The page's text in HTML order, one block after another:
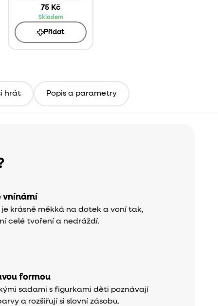
75 Kč
Skladem
Přidat
hrát Popis a parametry
vnínámí
je krásně měkká na dotek a voní tak,
celé tvoření a nedráždí.
formou
sadami s figurkami děti poznávají
a rozšiřují si slovní zásobu.